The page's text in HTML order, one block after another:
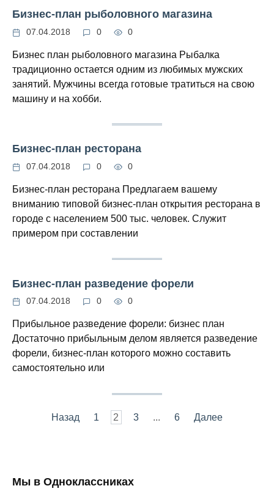
Бизнес-план рыболовного магазина
07.04.2018 0 0
Бизнес план рыболовного магазина Рыбалка
традиционно остается одним из любимых мужских
занятий. Мужчины всегда готовые тратиться на свою
машину и на хобби.
Бизнес-план ресторана
07.04.2018 0 0
Бизнес-план ресторана Предлагаем вашему
вниманию типовой бизнес-план открытия ресторана в
городе с населением 500 тыс. человек. Служит
примером при составлении
Бизнес-план разведение форели
07.04.2018 0 0
Прибыльное разведение форели: бизнес план
Достаточно прибыльным делом является разведение
форели, бизнес-план которого можно составить
самостоятельно или
НавигацияНазад 1 2 3 ... 6 Далее
Мы в Одноклассниках